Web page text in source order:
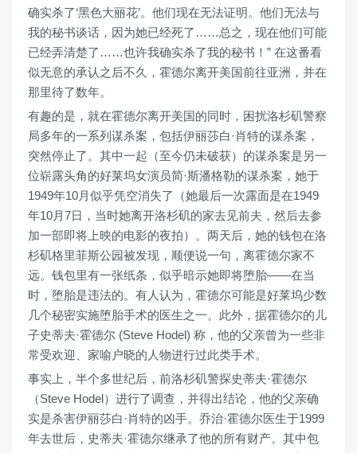
确实杀了‘黑色大丽花’。他们现在无法证明。他们无法与
我的秘书谈话，因为她已经死了……总之，现在他们可能
已经弄清楚了……也许我确实杀了我的秘书！” 在这番看
似无意的承认之后不久，霍德尔离开美国前往亚洲，并在
那里待了数年。
有趣的是，就在霍德尔离开美国的同时，困扰洛杉矶警察
局多年的一系列谋杀案，包括伊丽莎白·肖特的谋杀案，
突然停止了。其中一起（至今仍未破获）的谋杀案是另一
位崭露头角的好莱坞女演员简·斯潘格勒的谋杀案，她于
1949年10月似乎凭空消失了（她最后一次露面是在1949
年10月7日，当时她离开洛杉矶的家去见前夫，然后去参
加一部即将上映的电影的夜拍）。两天后，她的钱包在洛
杉矶格里菲斯公园被发现，顺便说一句，离霍德尔家不
远。钱包里有一张纸条，似乎暗示她即将堕胎——在当
时，堕胎是违法的。有人认为，霍德尔可能是好莱坞少数
几个秘密实施堕胎手术的医生之一。此外，据霍德尔的儿
子史蒂夫·霍德尔 (Steve Hodel) 称，他的父亲曾为一些非
常受欢迎、家喻户晓的人物进行过此类手术。
事实上，半个多世纪后，前洛杉矶警探史蒂夫·霍德尔
（Steve Hodel）进行了调查，并得出结论， 他的父亲确
实是杀害伊丽莎白·肖特的凶手。乔治·霍德尔医生于1999
年去世后，史蒂夫·霍德尔继承了他的所有财产。其中包